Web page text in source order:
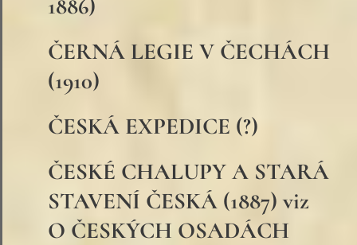
1886)
ČERNÁ LEGIE V ČECHÁCH
(1910)
ČESKÁ EXPEDICE (?)
ČESKÉ CHALUPY A STARÁ
STAVENÍ ČESKÁ (1887) viz
O ČESKÝCH OSADÁCH